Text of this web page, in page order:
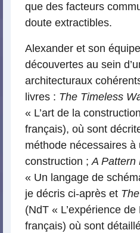
que des facteurs
doute extractibles.
Alexander et son
découvertes au sein
architecturaux
livres : The Timeless
« L’art de la
français), où sont
méthode nécessaires à
construction ;A Pattern
« Un langage de
je décris ci-après et
(NdT « L’expérience de
français) où sont